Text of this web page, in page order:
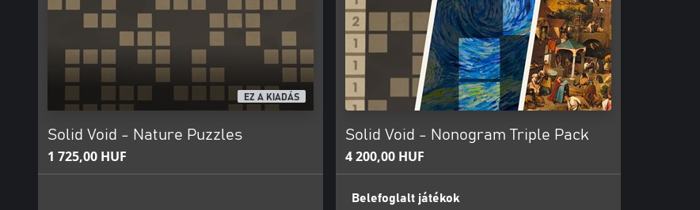
EZ A KIADÁS
Solid Void - Nature Puzzles
1 725,00 HUF
Solid Void - Nonogram Triple Pack
4 200,00 HUF
Belefoglalt játékok